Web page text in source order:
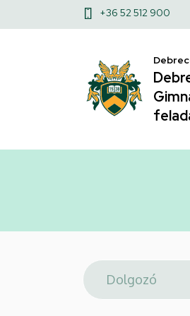
Telefonkönyv
Debreceni
Egyetem
Kossuth
Gimnáziuma
Általános
a
Felső
menü
+36 52 512 900